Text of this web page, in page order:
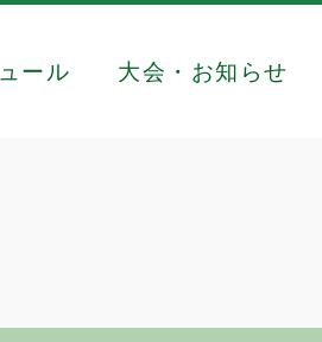
ール 大会・お知らせ